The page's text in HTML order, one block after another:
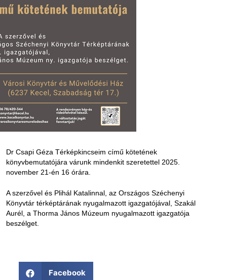
Dr Csapi Géza Térképkincseim című kötetének
könyvbemutatójára várunk mindenkit szeretettel 2025.
november 21-én 16 órára.
A szerzővel és Plihál Katalinnal, az Országos Széchenyi
Könyvtár térképtárának nyugalmazott igazgatójával, Szakál
Aurél, a Thorma János Múzeum nyugalmazott igazgatója
beszélget.
Facebook